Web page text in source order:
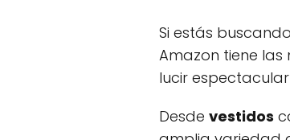
Si estás buscando
Amazon tiene las
lucir
Desde vestidos